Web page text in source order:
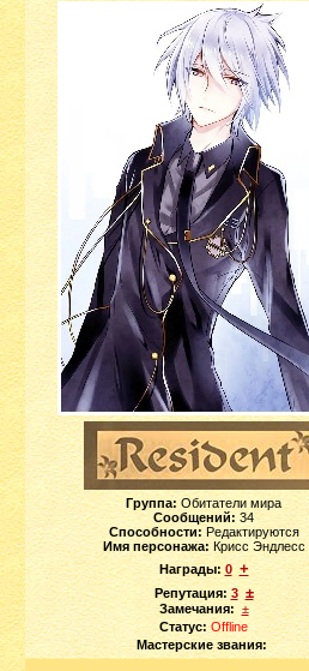
Группа: Обитатели мира
Сообщений: 34
Способности: Редактируются
Имя персонажа: Крисс Эндлесс
Награды: 0 +
Репутация: 3 ±
Замечания: ±
Статус: Offline
Мастерские звания: